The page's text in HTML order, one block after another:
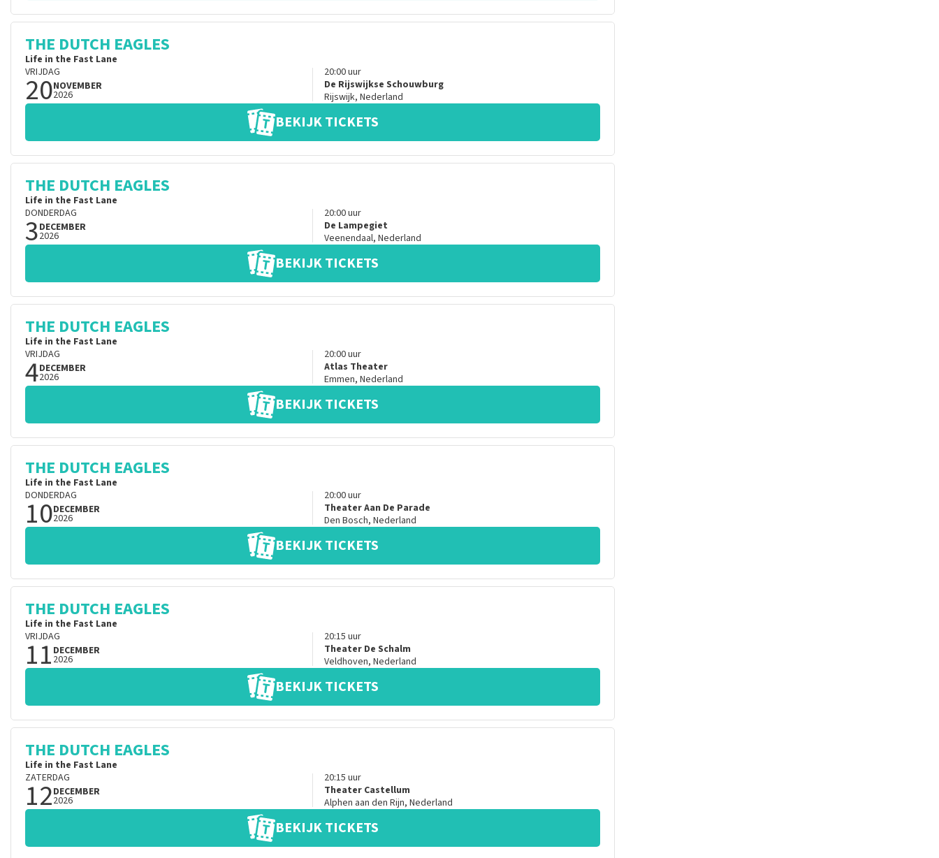
THE DUTCH EAGLES
Life in the Fast Lane
VRIJDAG
20NOVEMBER
2026
20:00uur
De Rijswijkse Schouwburg
Rijswijk, Nederland
BEKIJK TICKETS
THE DUTCH EAGLES
Life in the Fast Lane
DONDERDAG
3DECEMBER
2026
20:00uur
De Lampegiet
Veenendaal, Nederland
BEKIJK TICKETS
THE DUTCH EAGLES
Life in the Fast Lane
VRIJDAG
4DECEMBER
2026
20:00uur
Atlas Theater
Emmen, Nederland
BEKIJK TICKETS
THE DUTCH EAGLES
Life in the Fast Lane
DONDERDAG
10DECEMBER
2026
20:00uur
Theater Aan De Parade
Den Bosch, Nederland
BEKIJK TICKETS
THE DUTCH EAGLES
Life in the Fast Lane
VRIJDAG
11 DECEMBER
2026
20:15 uur
Theater De Schalm
Veldhoven, Nederland
BEKIJK TICKETS
THE DUTCH EAGLES
Life in the Fast Lane
ZATERDAG
12DECEMBER
2026
20:15 uur
Theater Castellum
Alphen aan den Rijn, Nederland
BEKIJK TICKETS